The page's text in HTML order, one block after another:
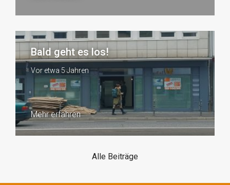
Bald geht es los!
Vor etwa 5 Jahren
Mehr erfahren
Alle Beiträge